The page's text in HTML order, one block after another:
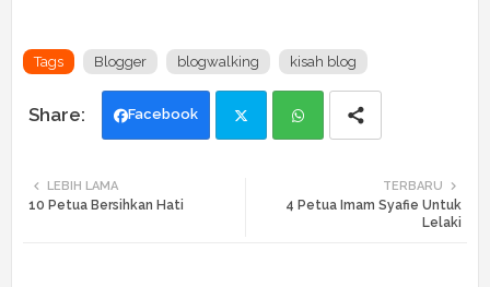
Tags Blogger blogwalking kisah blog
Facebook
ats
TERBARU
4 Petua Imam Syafie Untuk
Lelaki
LEBIH LAMA
10 Petua Bersihkan Hati